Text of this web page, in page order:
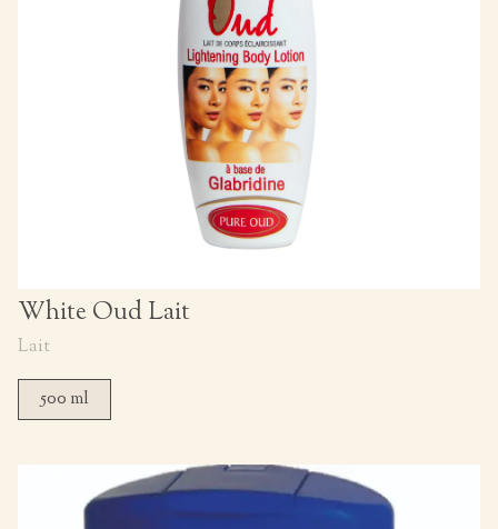
White Oud Lait
Lait
500 ml